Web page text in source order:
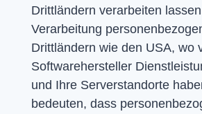
Drittländern verarbeiten
Verarbeitung
Drittländern wie den USA, wo
Softwarehersteller
und Ihre Serverstandorte
bedeuten, dass